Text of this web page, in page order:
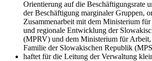
Orientierung auf die Beschäftigungsrate
der Beschäftigung marginaler Gruppen,
Zusammenarbeit mit dem Ministerium
und regionale Entwicklung der
(MPRV) und dem Ministerium für Arbeit,
Familie der Slowakischen Republik
haftet für die Leitung der Verwaltung